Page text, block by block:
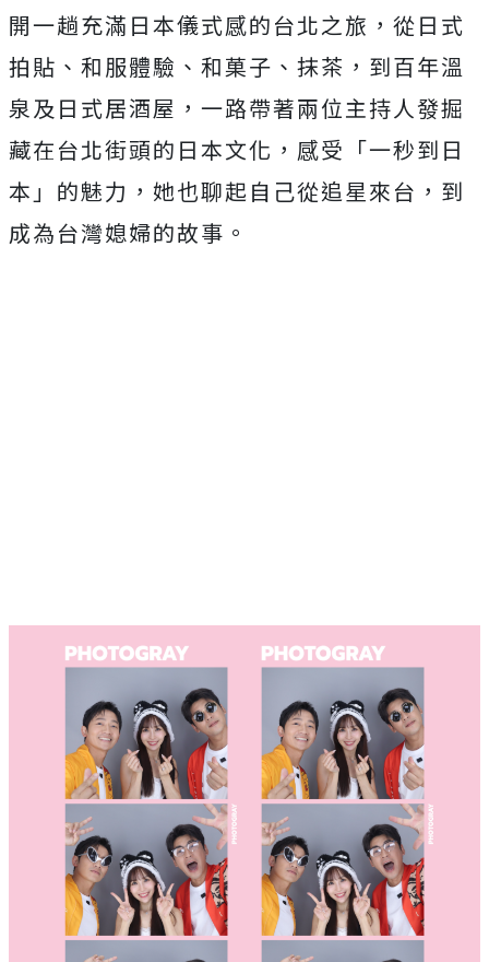
開一趟充滿日本儀式感的台北之旅，從日式
拍貼、和服體驗、和菓子、抹茶，到百年溫
泉及日式居酒屋，一路帶著兩位主持人發掘
藏在台北街頭的日本文化，感受「一秒到日
本」的魅力，她也聊起自己從追星來台，到
成為台灣媳婦的故事。